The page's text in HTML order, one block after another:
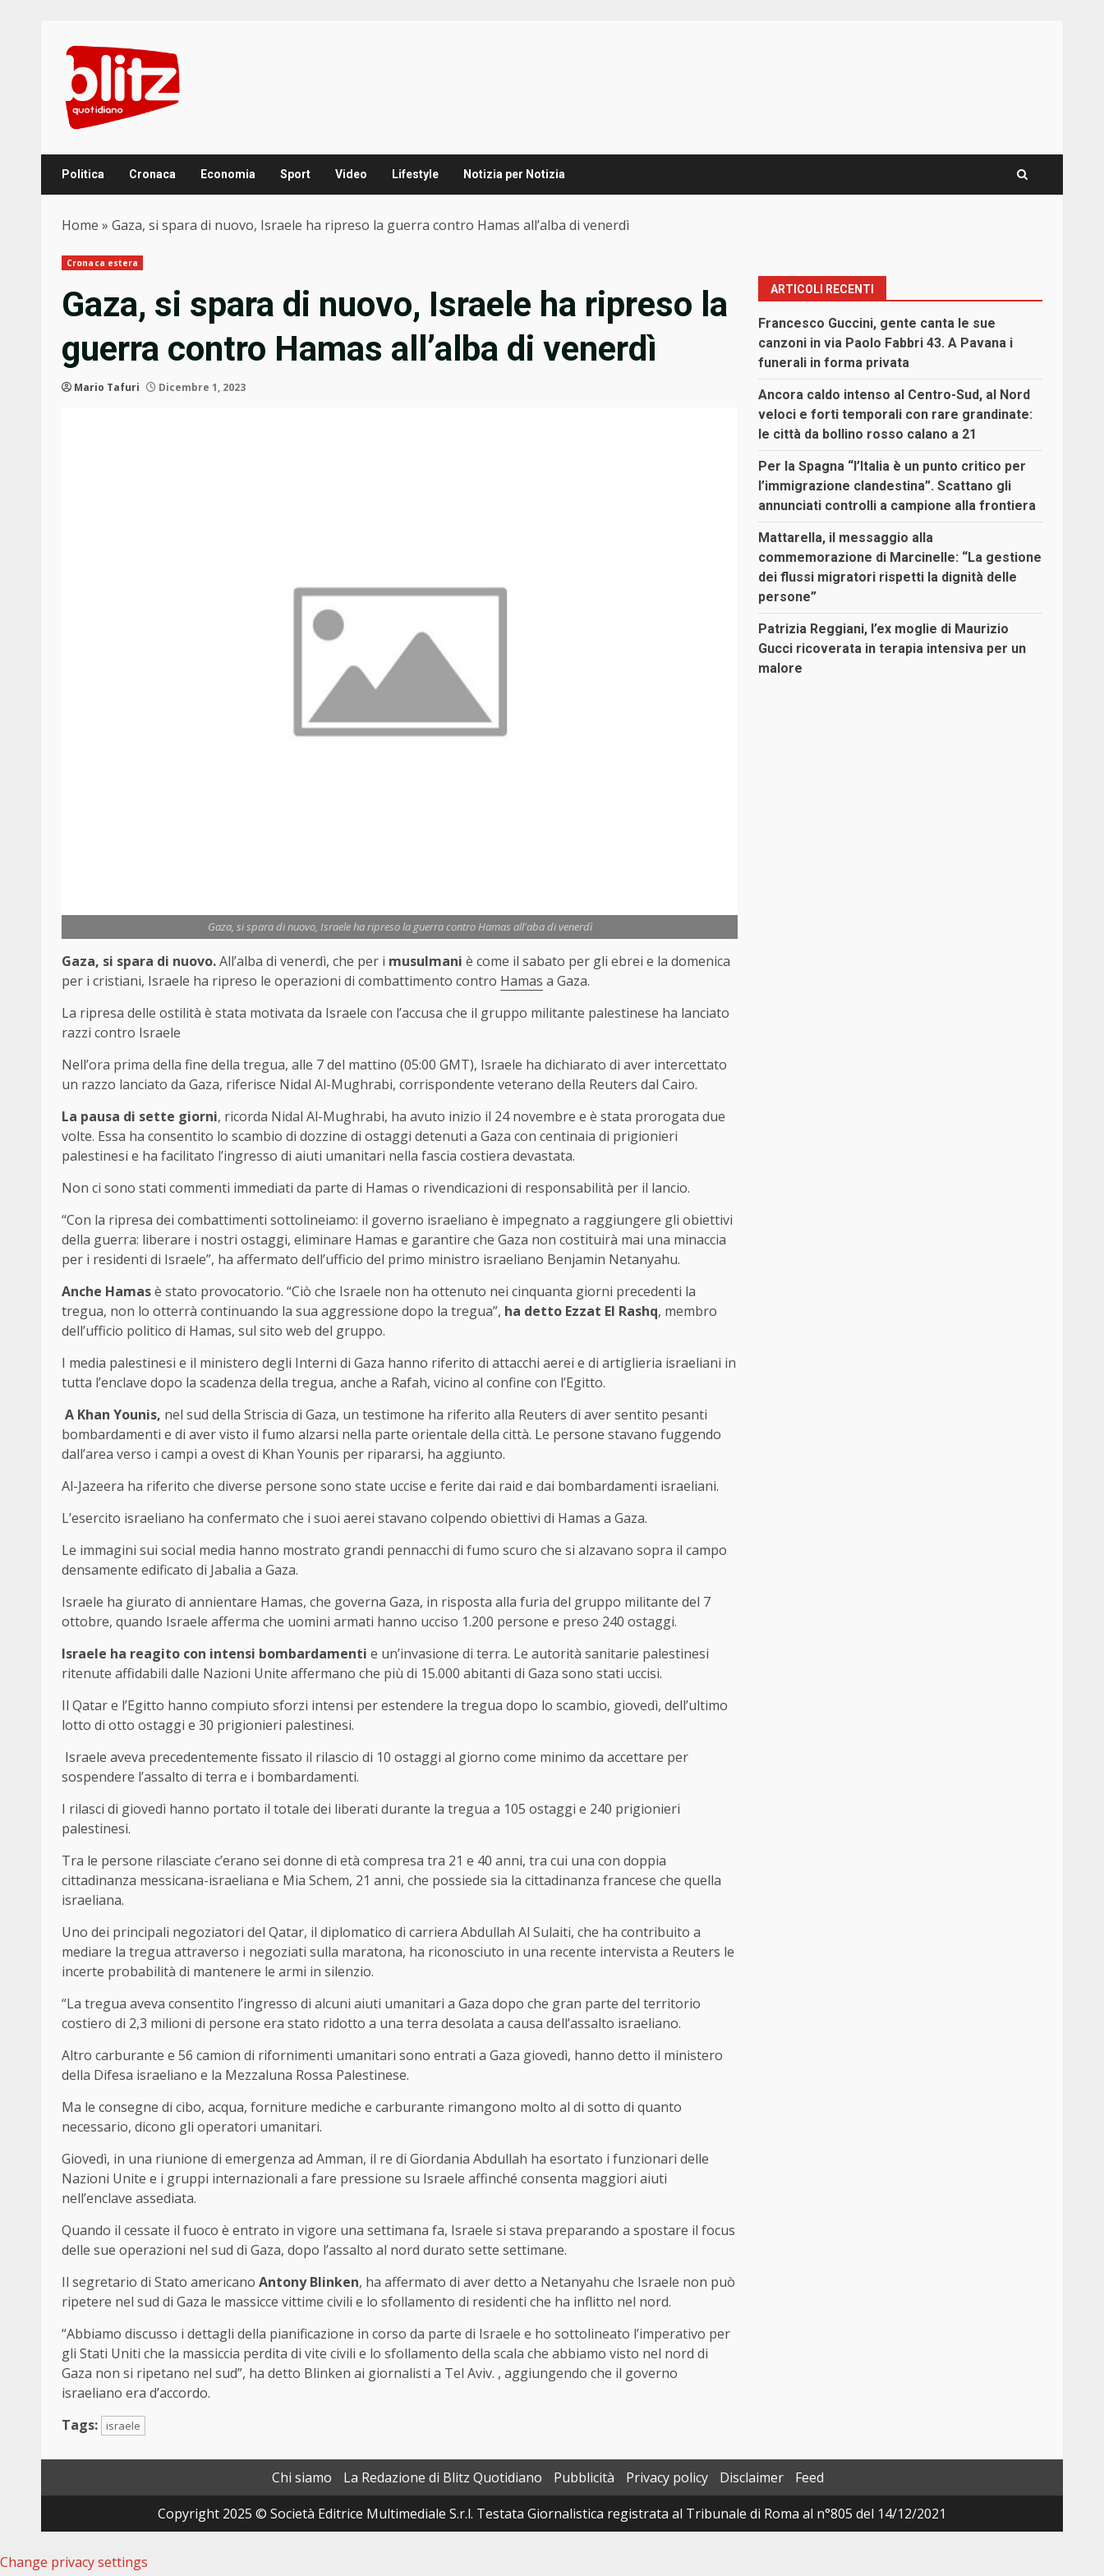
content
Politica Cronaca Economia Sport Video Lifestyle Notizia per Notizia
Home » Gaza, si spara di nuovo, Israele ha ripreso la guerra contro Hamas all’alba di venerdì
Cronaca estera
Gaza, si spara di nuovo, Israele ha ripreso la
guerra contro Hamas all’alba di venerdì
Mario Tafuri Dicembre 1, 2023
Gaza, si spara di nuovo, Israele ha ripreso la guerra contro Hamas all'aba di venerdì
Gaza, si spara di nuovo.All’alba di venerdì, che per i musulmani è come il sabato per gli ebrei e la domenica
per i cristiani, Israele ha ripreso le operazioni di combattimento contro Hamas a Gaza.
La ripresa delle ostilità è stata motivata da Israele con l’accusa che il gruppo militante palestinese ha lanciato
razzi contro Israele
Nell’ora prima della fine della tregua, alle 7 del mattino (05:00 GMT), Israele ha dichiarato di aver intercettato
un razzo lanciato da Gaza, riferisce Nidal Al-Mughrabi, corrispondente veterano della Reuters dal Cairo.
La pausa di sette giorni, ricorda Nidal Al-Mughrabi, ha avuto inizio il 24 novembre e è stata prorogata due
volte. Essa ha consentito lo scambio di dozzine di ostaggi detenuti a Gaza con centinaia di prigionieri
palestinesi e ha facilitato l’ingresso di aiuti umanitari nella fascia costiera devastata.
Non ci sono stati commenti immediati da parte di Hamas o rivendicazioni di responsabilità per il lancio.
“Con la ripresa dei combattimenti sottolineiamo: il governo israeliano è impegnato a raggiungere gli obiettivi
della guerra: liberare i nostri ostaggi, eliminare Hamas e garantire che Gaza non costituirà mai una minaccia
per i residenti di Israele”, ha affermato dell’ufficio del primo ministro israeliano Benjamin Netanyahu.
Anche Hamasè stato provocatorio. “Ciò che Israele non ha ottenuto nei cinquanta giorni precedenti la
tregua, non lo otterrà continuando la sua aggressione dopo la tregua”, ha detto Ezzat El Rashq, membro
dell’ufficio politico di Hamas, sul sito web del gruppo.
I media palestinesi e il ministero degli Interni di Gaza hanno riferito di attacchi aerei e di artiglieria israeliani in
tutta l’enclave dopo la scadenza della tregua, anche a Rafah, vicino al confine con l’Egitto.
A Khan Younis, nel sud della Striscia di Gaza, un testimone ha riferito alla Reuters di aver sentito pesanti
bombardamenti e di aver visto il fumo alzarsi nella parte orientale della città. Le persone stavano fuggendo
dall’area verso i campi a ovest di Khan Younis per ripararsi, ha aggiunto.
Al-Jazeera ha riferito che diverse persone sono state uccise e ferite dai raid e dai bombardamenti israeliani.
L’esercito israeliano ha confermato che i suoi aerei stavano colpendo obiettivi di Hamas a Gaza.
Le immagini sui social media hanno mostrato grandi pennacchi di fumo scuro che si alzavano sopra il campo
densamente edificato di Jabalia a Gaza.
Israele ha giurato di annientare Hamas, che governa Gaza, in risposta alla furia del gruppo militante del 7
ottobre, quando Israele afferma che uomini armati hanno ucciso 1.200 persone e preso 240 ostaggi.
Israele ha reagito con intensi bombardamenti e un’invasione di terra. Le autorità sanitarie palestinesi
ritenute affidabili dalle Nazioni Unite affermano che più di 15.000 abitanti di Gaza sono stati uccisi.
Il Qatar e l’Egitto hanno compiuto sforzi intensi per estendere la tregua dopo lo scambio, giovedì, dell’ultimo
lotto di otto ostaggi e 30 prigionieri palestinesi.
Israele aveva precedentemente fissato il rilascio di 10 ostaggi al giorno come minimo da accettare per
sospendere l’assalto di terra e i bombardamenti.
I rilasci di giovedì hanno portato il totale dei liberati durante la tregua a 105 ostaggi e 240 prigionieri
palestinesi.
Tra le persone rilasciate c’erano sei donne di età compresa tra 21 e 40 anni, tra cui una con doppia
cittadinanza messicana-israeliana e Mia Schem, 21 anni, che possiede sia la cittadinanza francese che quella
israeliana.
Uno dei principali negoziatori del Qatar, il diplomatico di carriera Abdullah Al Sulaiti, che ha contribuito a
mediare la tregua attraverso i negoziati sulla maratona, ha riconosciuto in una recente intervista a Reuters le
incerte probabilità di mantenere le armi in silenzio.
“La tregua aveva consentito l’ingresso di alcuni aiuti umanitari a Gaza dopo che gran parte del territorio
costiero di 2,3 milioni di persone era stato ridotto a una terra desolata a causa dell’assalto israeliano.
Altro carburante e 56 camion di rifornimenti umanitari sono entrati a Gaza giovedì, hanno detto il ministero
della Difesa israeliano e la Mezzaluna Rossa Palestinese.
Ma le consegne di cibo, acqua, forniture mediche e carburante rimangono molto al di sotto di quanto
necessario, dicono gli operatori umanitari.
Giovedì, in una riunione di emergenza ad Amman, il re di Giordania Abdullah ha esortato i funzionari delle
Nazioni Unite e i gruppi internazionali a fare pressione su Israele affinché consenta maggiori aiuti
nell’enclave assediata.
Quando il cessate il fuoco è entrato in vigore una settimana fa, Israele si stava preparando a spostare il focus
delle sue operazioni nel sud di Gaza, dopo l’assalto al nord durato sette settimane.
Il segretario di Stato americano Antony Blinken, ha affermato di aver detto a Netanyahu che Israele non può
ripetere nel sud di Gaza le massicce vittime civili e lo sfollamento di residenti che ha inflitto nel nord.
“Abbiamo discusso i dettagli della pianificazione in corso da parte di Israele e ho sottolineato l’imperativo per
gli Stati Uniti che la massiccia perdita di vite civili e lo sfollamento della scala che abbiamo visto nel nord di
Gaza non si ripetano nel sud”, ha detto Blinken ai giornalisti a Tel Aviv. , aggiungendo che il governo
israeliano era d’accordo.
Tags:
israele
ARTICOLI RECENTI
Francesco Guccini, gente canta le sue
canzoni in via Paolo Fabbri 43. A Pavana i
funerali in forma privata
Ancora caldo intenso al Centro-Sud, al Nord
veloci e forti temporali con rare grandinate:
le città da bollino rosso calano a 21
Per la Spagna “l’Italia è un punto critico per
l’immigrazione clandestina”. Scattano gli
annunciati controlli a campione alla frontiera
Mattarella, il messaggio alla
commemorazione di Marcinelle: “La gestione
dei flussi migratori rispetti la dignità delle
persone”
Patrizia Reggiani, l’ex moglie di Maurizio
Gucci ricoverata in terapia intensiva per un
malore
Chi siamo La Redazione di Blitz Quotidiano Pubblicità Privacy policy Disclaimer
Feed
Copyright 2025 © Società Editrice Multimediale S.r.l. Testata Giornalistica registrata al Tribunale di Roma al n°805 del 14/12/2021
Change privacy settings